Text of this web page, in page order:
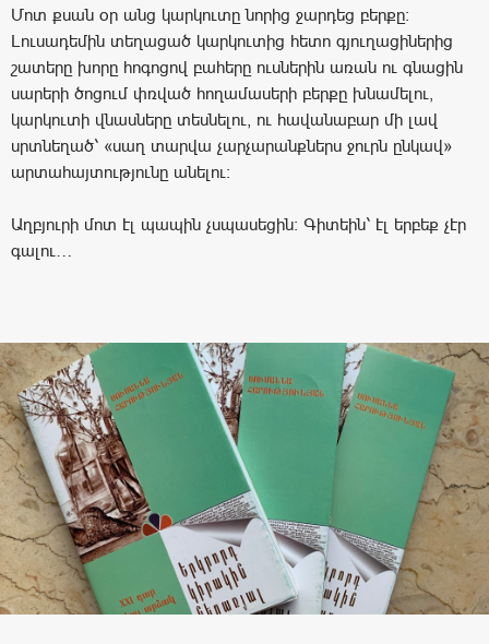
Մոտ քսան օր անց կարկուտը նորից ջարդեց բերքը:
Լուսադեմին տեղացած կարկուտից հետո գյուղացիներից
շատերը խորը հոգոցով բահերը ուսներին առան ու գնացին
սարերի ծոցում փռված հողամասերի բերքը խնամելու,
կարկուտի վնասները տեսնելու, ու հավանաբար մի լավ
սրտնեղած՝ «սաղ տարվա չարչարանքներս ջուրն ընկավ»
արտահայտությունը անելու:
Աղբյուրի մոտ էլ պապին չսպասեցին: Գիտեին՝ էլ երբեք չէր
գալու…